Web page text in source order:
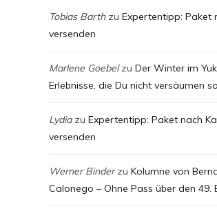
Tobias Barthzu Expertentipp: Paket
versenden
Marlene Goebelzu Der Winter im
Erlebnisse, die Du nicht versäumen
Lydiazu Expertentipp: Paket nach
versenden
Werner Binderzu Kolumne von
Calonego – Ohne Pass über den 49.